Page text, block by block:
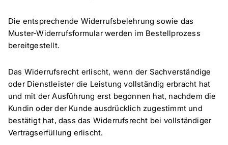
Die entsprechende Widerrufsbelehrung sowie das
Muster-Widerrufsformular werden im Bestellprozess
bereitgestellt.
Das Widerrufsrecht erlischt, wenn der Sachverständige
oder Dienstleister die Leistung vollständig erbracht hat
und mit der Ausführung erst begonnen hat, nachdem die
Kundin oder der Kunde ausdrücklich zugestimmt und
bestätigt hat, dass das Widerrufsrecht bei vollständiger
Vertragserfüllung erlischt.